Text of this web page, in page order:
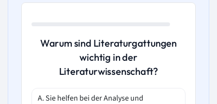
Warum sind Literaturgattungen
wichtig in der
Literaturwissenschaft?
A. Sie helfen bei der Analyse und